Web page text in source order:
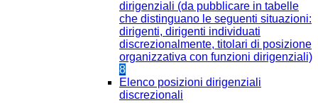
dirigenziali (da pubblicare in tabelle
che distinguano le seguenti situazioni:
dirigenti, dirigenti individuati
discrezionalmente, titolari di posizione
organizzativa con funzioni dirigenziali)
8
Elenco posizioni dirigenziali
discrezionali